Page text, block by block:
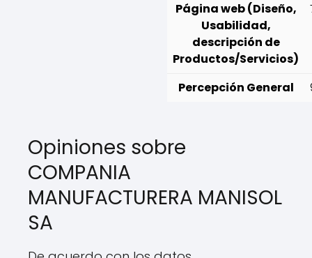
Página web (Diseño,
Usabilidad,
descripción de
Productos/Servicios)
Percepción General
Opiniones sobre
COMPANIA
MANUFACTURERA MANISOL
SA